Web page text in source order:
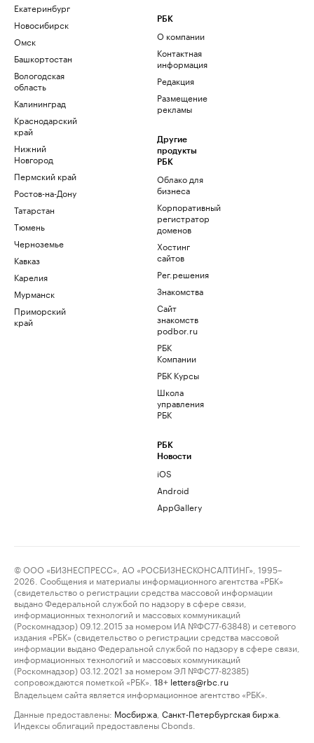
Екатеринбург
Новосибирск
Омск
Башкортостан
Вологодская
область
Калининград
Краснодарский
край
Нижний
Новгород
Пермский край
Ростов-на-Дону
Татарстан
Тюмень
Черноземье
Кавказ
Карелия
Мурманск
Приморский
край
РБК
О компании
Контактная
информация
Редакция
Размещение
рекламы
Другие
продукты
РБК
Облако для
бизнеса
Корпоративный
регистратор
доменов
Хостинг
сайтов
Рег.решения
Знакомства
Сайт
знакомств
podbor.ru
РБК
Компании
РБК Курсы
Школа
управления
РБК
РБК
Новости
iOS
Android
AppGallery
© ООО «БИЗНЕСПРЕСС», АО «РОСБИЗНЕСКОНСАЛТИНГ», 1995–
2026. Сообщения и материалы информационного агентства «РБК»
(свидетельство о регистрации средства массовой информации
выдано Федеральной службой по надзору в сфере связи,
информационных технологий и массовых коммуникаций
(Роскомнадзор) 09.12.2015 за номером ИА №ФС77-63848) и сетевого
издания «РБК» (свидетельство о регистрации средства массовой
информации выдано Федеральной службой по надзору в сфере связи,
информационных технологий и массовых коммуникаций
(Роскомнадзор) 03.12.2021 за номером ЭЛ №ФС77-82385)
сопровождаются пометкой «РБК».
18+ letters@rbc.ru
Владельцем сайта является информационное агентство «РБК».
Данные предоставлены: Мосбиржа Санкт-Петербургская биржа
Индексы облигаций предоставлены Cbonds.